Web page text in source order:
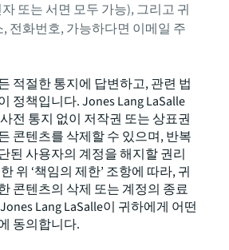
또는 서면 모두 가능), 그리고 귀
전화번호, 가능하다면 이메일 주
적절한 통지에 답변하고, 관련 법
정책입니다. Jones Lang LaSalle
전 통지 없이 저작권 또는 상표권
콘텐츠를 삭제할 수 있으며, 반복
된 사용자의 계정을 해지할 권리
위 ‘책임의 제한’ 조항에 따라, 귀
콘텐츠의 삭제 또는 계정의 종료
Lang LaSalle이 귀하에게 어떤
동의합니다.